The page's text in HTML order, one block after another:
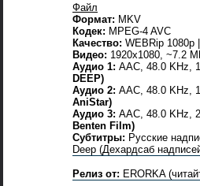
Файл
Формат: MKV
Кодек: MPEG-4 AVC
Качество: WEBRip 1080p |
Видео: 1920x1080, ~7.2
Аудио 1: AAC, 48.0 KHz,
DEEP)
Аудио 2: AAC, 48.0 KHz,
AniStar)
Аудио 3: AAC, 48.0 KHz,
Benten Film)
Субтитры: Русские
Deep (Дехардсаб
Релиз от: ERORKA